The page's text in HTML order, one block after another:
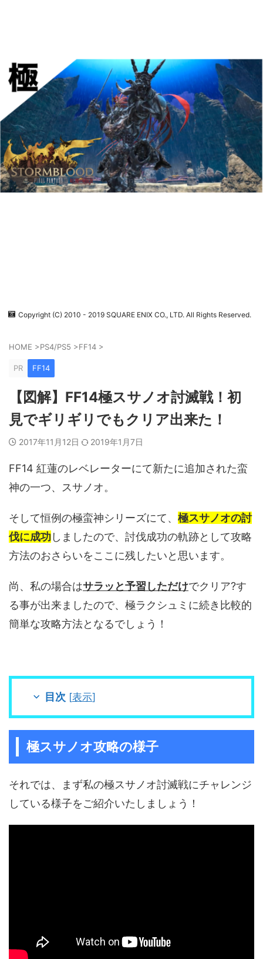
Copyright (C) 2010 - 2019 SQUARE ENIX CO., LTD. All Rights Reserved.
HOME >PS4/PS5 >FF14 >
PR FF14
【図解】FF14極スサノオ討滅戦！初
見でギリギリでもクリア出来た！
2017年11月12日 2019年1月7日
FF14 紅蓮のレベレーターにて新たに追加された蛮
神の一つ、スサノオ。
そして恒例の極蛮神シリーズにて、 極スサノオの討
伐に成功 しましたので、討伐成功の軌跡として攻略
方法のおさらいをここに残したいと思います。
尚、私の場合はサラッと予習しただけでクリア?す
る事が出来ましたので、極ラクシュミに続き比較的
簡単な攻略方法となるでしょう！
目次 [表示]
極スサノオ攻略の様子
それでは、まず私の極スサノオ討滅戦にチャレンジ
している様子をご紹介いたしましょう！